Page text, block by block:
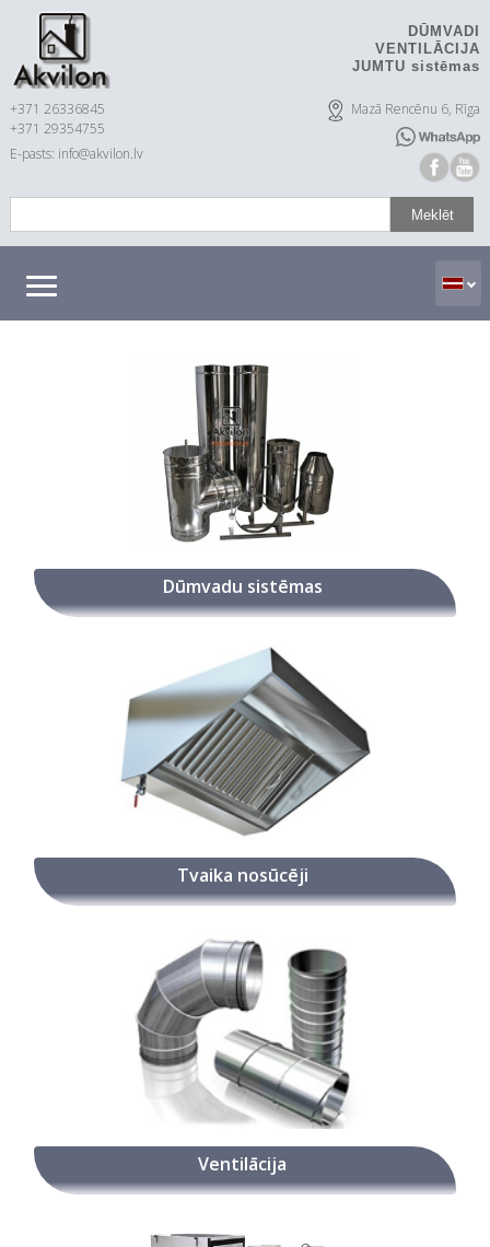
DŪMVADI
VENTILĀCIJA
JUMTU sistēmas
+371 26336845
+371 29354755
E-pasts: info@akvilon.lv
Mazā Rencēnu 6, Rīga
Dūmvadu sistēmas
Tvaika nosūcēji
Ventilācija